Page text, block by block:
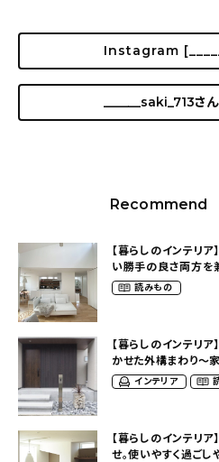
Instagram
______saki_713さ
Recommend
【暮らしのインテリ
い勝手の良さ両方を
が自然と集まる小さ
さん）
読みもの
【暮らしのインテリ
かせた外構まわり〜
おうち（インテリア
【暮らしのインテリ
せ。使いやすく過ごし